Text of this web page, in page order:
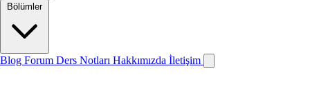
Bölümler
Blog Forum Ders Notları Hakkımızda İletişim